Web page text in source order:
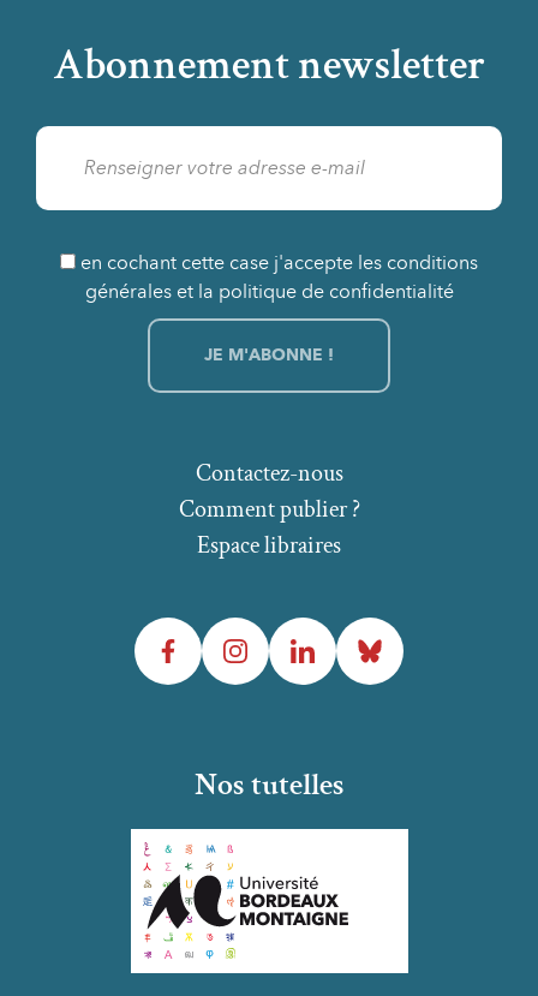
Abonnement newsletter
en cochant cette case j'accepte les conditions
générales et la politique de confidentialité
Comment publier ?
Espace libraires
Contactez-nous
FacebookInstagramLinkedInBluesky
Nos tutelles